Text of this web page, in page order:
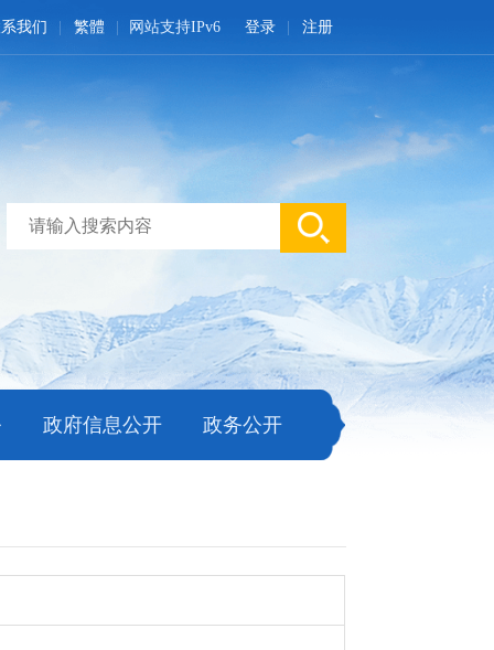
登录 注册
网站支持IPv6
我们 繁體
政府信息公开 政务公开